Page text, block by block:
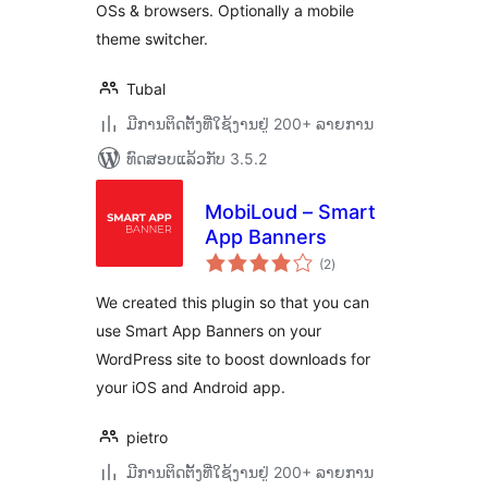
OSs & browsers. Optionally a mobile
theme switcher.
Tubal
ມີການຕິດຕັ້ງທີ່ໃຊ້ງານຢູ່ 200+ ລາຍການ
ທົດສອບແລ້ວກັບ 3.5.2
MobiLoud – Smart
App Banners
(2ຄະແນນ
ທັງໝົດ
)
We created this plugin so that you can
use Smart App Banners on your
WordPress site to boost downloads for
your iOS and Android app.
pietro
ມີການຕິດຕັ້ງທີ່ໃຊ້ງານຢູ່ 200+ ລາຍການ